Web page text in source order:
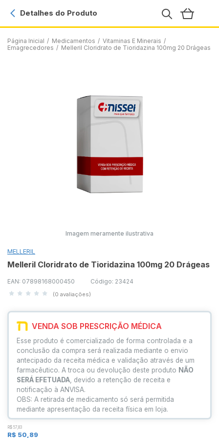
Página Inicial / Medicamentos / Vitaminas E Minerais /
Emagrecedores / Melleril Cloridrato de Tioridazina 100mg 20 Drágeas
Detalhes do Produto
Imagem meramente ilustrativa
MELLERIL
Melleril Cloridrato de Tioridazina 100mg 20 Drágeas
EAN: 07898168000450 Código: 23424
(0 avaliações)
VENDA SOB PRESCRIÇÃO MÉDICA
Esse produto é comercializado de forma controlada e a
conclusão da compra será realizada mediante o envio
antecipado da receita médica e validação através de um
farmacêutico. A troca ou devolução deste produto NÃO
SERÁ EFETUADA , devido a retenção de receita e
notificação à ANVISA.
OBS: A retirada de medicamento só será permitida
mediante apresentação da receita física em loja.
R$ 57,83
R$ 50,89